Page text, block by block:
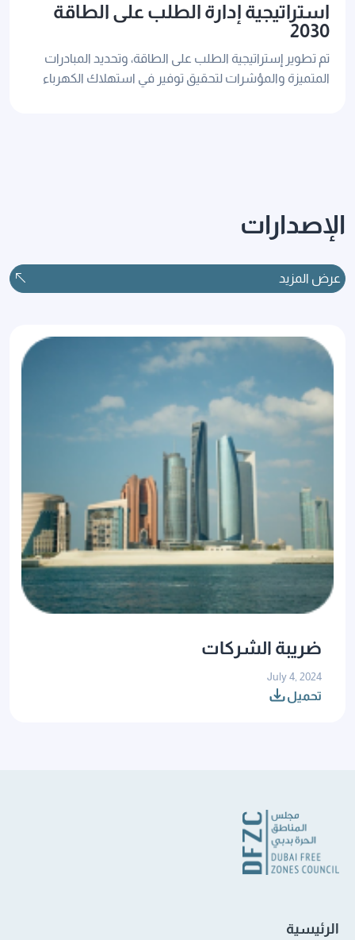
استراتيجية إدارة الطلب على الطاقة
2030
تم تطوير إستراتيجية الطلب على الطاقة، وتحديد المبادرات
المتميزة والمؤشرات لتحقيق توفير في استهلاك الكهرباء
الإصدارات
عرض المزيد
ضريبة الشركات
July 4, 2024
تحميل
الرئيسية